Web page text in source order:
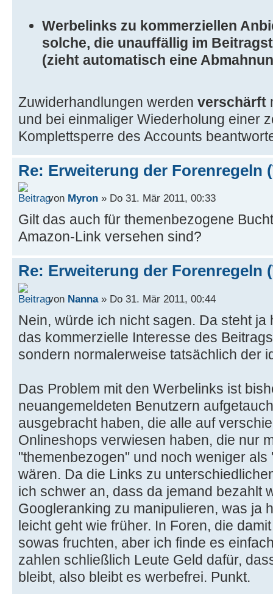
Werbelinks zu kommerziellen
solche, die unauffällig im
(zieht automatisch eine
Zuwiderhandlungen werden verschärft
und bei einmaliger Wiederholung einer
Komplettsperre des Accounts
Re: Erweiterung der Forenregeln
von Myron » Do 31. Mär 2011, 00:33
Gilt das auch für themenbezogene
Amazon-Link versehen sind?
Re: Erweiterung der Forenregeln
von Nanna» Do 31. Mär 2011, 00:44
Nein, würde ich nicht sagen. Da steht
das kommerzielle Interesse des
sondern normalerweise tatsächlich der
Das Problem mit den Werbelinks ist
neuangemeldeten Benutzern
ausgebracht haben, die alle auf
Onlineshops verwiesen haben, die nur
"themenbezogen" und noch weniger
wären. Da die Links zu
ich schwer an, dass da jemand bezahlt
Googleranking zu manipulieren, was ja
leicht geht wie früher. In Foren, die
sowas fruchten, aber ich finde es
zahlen schließlich Leute Geld dafür,
bleibt, also bleibt es werbefrei. Punkt.